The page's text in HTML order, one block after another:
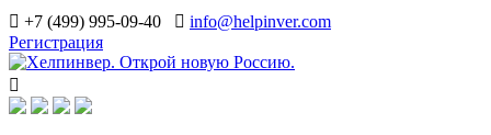
+7 (499) 995-09-40
info@helpinver.com
Регистрация